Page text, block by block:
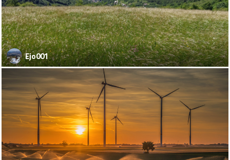
Ejo001